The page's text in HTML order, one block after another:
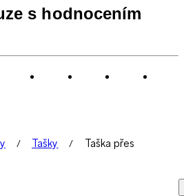
s hodnocením
Tašky
Taška přes